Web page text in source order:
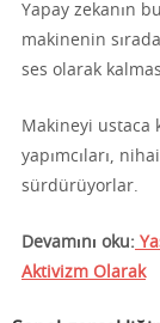
Yapay zekanın
makinenin
ses olarak
Makineyi ustaca
yapımcıları,
sürdürüyorlar.
Devamını oku:
Aktivizm Olarak